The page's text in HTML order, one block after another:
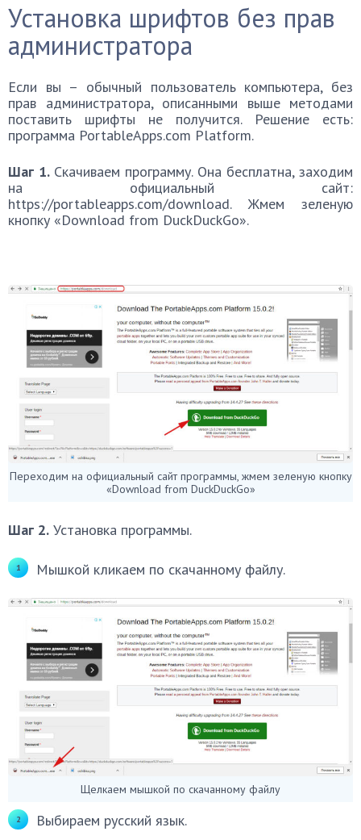
Установка шрифтов без прав
администратора
Если вы – обычный пользователь компьютера, без
прав администратора, описанными выше методами
поставить шрифты не получится. Решение есть:
программа PortableApps.com Platform.
Шаг 1. Скачиваем программу. Она бесплатна, заходим
на официальный сайт:
https://portableapps.com/download. Жмем зеленую
кнопку «Download from DuckDuckGo».
Переходим на официальный сайт программы, жмем зеленую кнопку
«Download from DuckDuckGo»
Шаг 2. Установка программы.
Мышкой кликаем по скачанному файлу.
Щелкаем мышкой по скачанному файлу
Выбираем русский язык.